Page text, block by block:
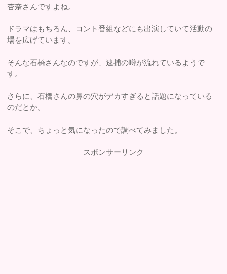
杏奈さんですよね。
ドラマはもちろん、コント番組などにも出演していて活動の
場を広げています。
そんな石橋さんなのですが、逮捕の噂が流れているようで
す。
さらに、石橋さんの鼻の穴がデカすぎると話題になっている
のだとか。
そこで、ちょっと気になったので調べてみました。
スポンサーリンク